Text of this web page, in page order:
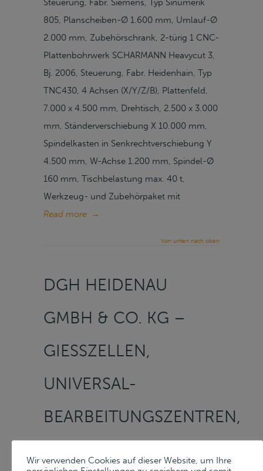
Steuerung, Fabr. Siemens, Typ Sinumerik
805, Planscheiben-Ø 1.600 mm, Umlauf-Ø
2.000 mm, Zubehörschrank, 2-türig 1 CNC-
Plattenbohrwerk SCHARMANN Heavycut 3,
Bj. 2006, Steuerung, Fabr. Heidenhain, Typ
TNC430, 4 Achsen (X/Y/Z/B), Plattenfeld,
7.000 x 4.500 mm, Drehtisch, 2.500 x 3.000
mm, Ständerverschiebung X 10.000 mm,
Spindelkasten in Senkrechtverschiebung Y
4.500 mm, W-Achse 1.200 mm, Spindel-Ø
160 mm, Tischbelastung max. 40 t,
Werkzeug- und Zubehörpaket mit
Read more →
Von unten nach oben
DGH HEIDENAU
GMBH & CO. KG –
GIESSZELLEN, U
NIVERSAL-B
EARBEITUNGSZENTREN, T
Wir verwenden Cookies auf dieser Website, um Ihre